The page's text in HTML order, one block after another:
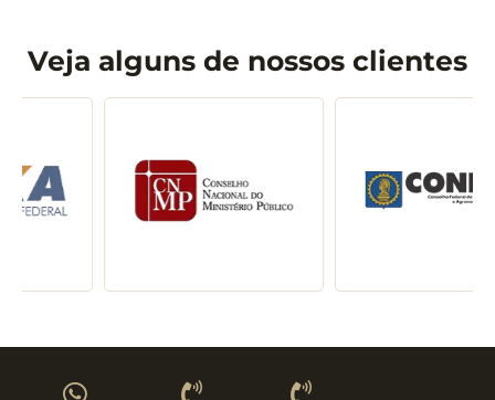
Veja alguns de nossos clientes